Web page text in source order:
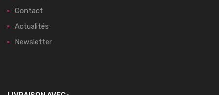
Contact
Actualités
Newsletter